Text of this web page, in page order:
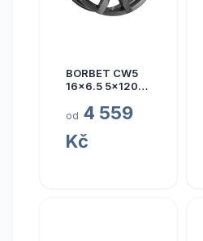
BORBET CW5
16x6.5 5x120
od 4 559
Kč